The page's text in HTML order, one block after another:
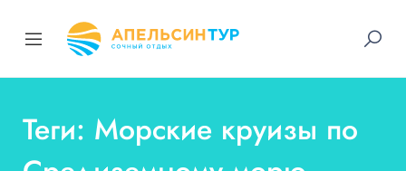
Теги: Морские круизы по